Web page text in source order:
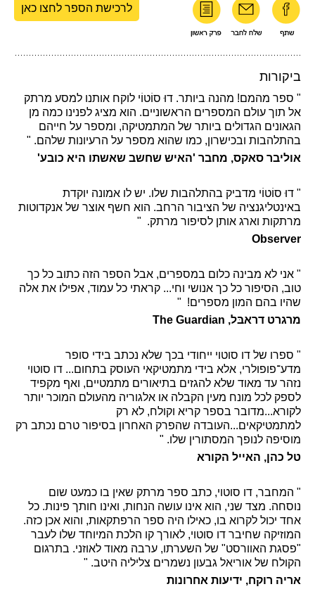
לרכישת הספר לחצו כאן
ביקורות
" ספר מהמם! מהנה ביותר. דוּ סוֹטוֹי לוקח אותנו למסע מרתק
אל תוך עולם המספרים הראשוניים. הוא מציג לפנינו כמה מן
הגאונים הגדולים ביותר של המתמטיקה, ומספר על חייהם
בהתלהבות ובכישרון, כמו שהוא מספר על הרעיונות שלהם. "
אוליבר סאקס, מחבר 'האיש שחשב שאשתו היא כובע'
" דוּ סוֹטוֹי מדביק בהתלהבות שלו. יש לו אמונה יוקדת
באינטליגנציה של הציבור הרחב. הוא חשף אוצר של אנקדוטות
מרתקות וארג אותן לסיפור מרתק. "
Observer
" אני לא מבינה כלום במספרים, אבל הספר הזה כתוב כל כך
טוב, הסיפור כל כך אנושי וחי... קראתי כל עמוד, אפילו את אלה
שהיו בהם המון מספרים! "
מרגרט דראבּל, The Guardian
" ספרו של דו סוטוי ייחודי בכך שלא נכתב בידי סופר
מדע־פופולרי, אלא בידי מתמטיקאי העוסק בתחום... דו סוטוי
נזהר עד מאוד שלא להגזים בתיאורים מתמטיים, ואף מקפיד
לספק לכל מונח מעין הקבלה או אלגוריה מהעולם המוכר יותר
לקורא...מדובר בספר קריא וקולח, לא רק
למתמטיקאים...העובדה שהפרק האחרון בסיפור טרם נכתב רק
מוסיפה לנופך המסתורין שלו. "
טל כהן, האייל הקורא
" המחבר, דו סוטוי, כתב ספר מרתק שאין בו כמעט שום
נוסחה. מצד שני, הוא אינו עושה הנחות, ואינו חותך פינות. כל
אחד יכול לקרוא בו, כאילו היה ספר הרפתקאות, והוא אכן כזה.
המוזיקה שחיבר דו סוטוי, לאורך קו הלכת המיוחד שלו לעבר
"פסגת האוורסט" של השערתו, ערבה מאוד לאוזני. בתרגום
הקולח של אוריאל גבעון נשמרים צליליה היטב. "
אריה רוקח, ידיעות אחרונות